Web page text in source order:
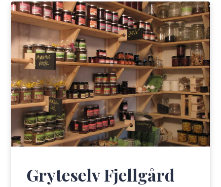
Gryteselv Fjellgård